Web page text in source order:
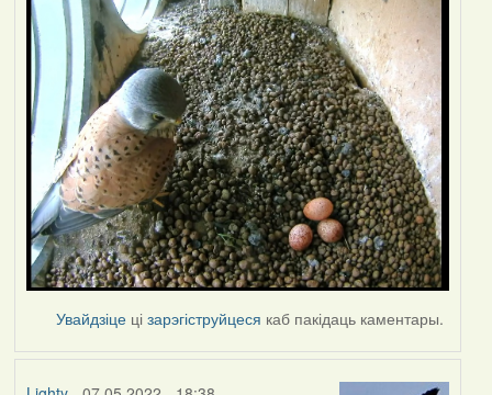
Увайдзіце цізарэгіструйцеся каб пакідаць каментары.